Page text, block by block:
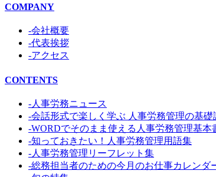
COMPANY
-会社概要
-代表挨拶
-アクセス
CONTENTS
-人事労務ニュース
-会話形式で楽しく学ぶ 人事労務管理の基礎
-WORDでそのまま使える人事労務管理基本
-知っておきたい！人事労務管理用語集
-人事労務管理リーフレット集
-総務担当者のための今月のお仕事カレンダ